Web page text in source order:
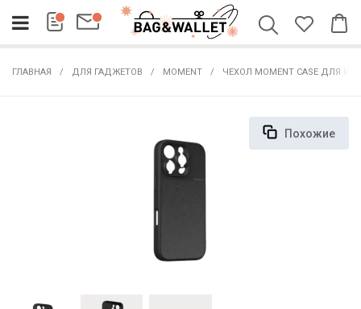
ГЛАВНАЯ ДЛЯ ГАДЖЕТОВ MOMENT ЧЕХОЛ MOMENT CASE ДЛЯ
Похожие